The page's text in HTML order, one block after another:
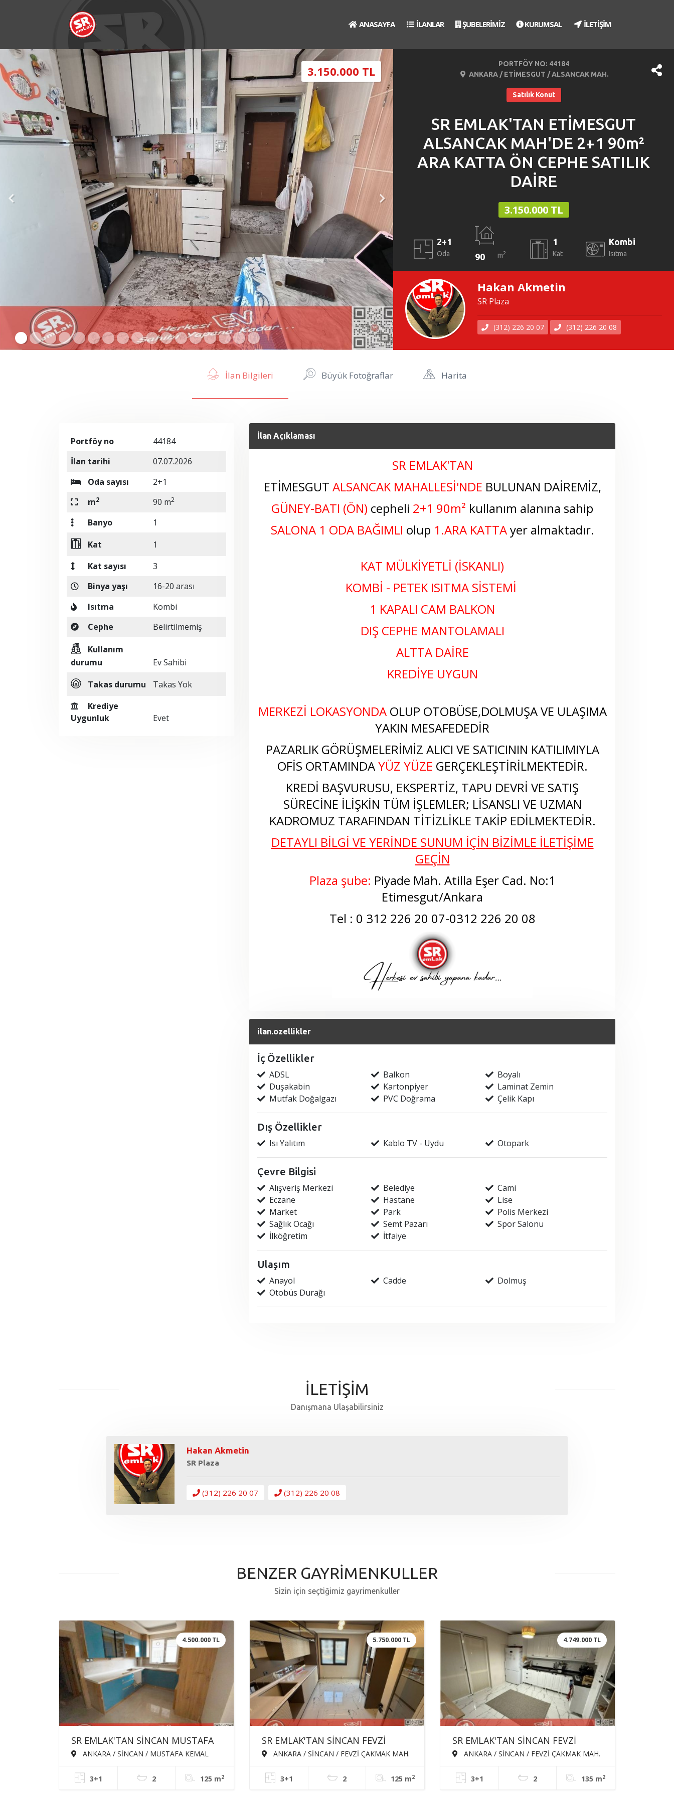
ANASAYFA İLANLAR ŞUBELERİMİZ KURUMSAL İLETİŞİM
3.150.000 TL
PORTFÖY NO: 44184
ANKARA / ETİMESGUT / ALSANCAK MAH.
Satılık Konut
SR EMLAK'TAN ETİMESGUT
ALSANCAK MAH'DE 2+1 90m²
ARA KATTA ÖN CEPHE SATILIK
DAİRE
3.150.000 TL
2+1
Oda 90 m2
1
Kat
Kombi
Isıtma
Hakan Akmetin
SR Plaza
(312) 226 20 07 (312) 226 20 08
İlan Bilgileri Büyük Fotoğraflar Harita
Portföy no
44184
İlan tarihi
07.07.2026
Oda sayısı
2+1
m2 90 m2
Banyo
1
Kat
1
Kat sayısı
3
Binya yaşı
16-20 arası
Isıtma
Kombi
Cephe
Belirtilmemiş
Kullanım
durumu
Ev Sahibi
Takas durumu
Takas Yok
Krediye
Uygunluk
Evet
İlan Açıklaması
SR EMLAK'TAN
ETİMESGUT ALSANCAK MAHALLESİ'NDE BULUNAN DAİREMİZ,
GÜNEY-BATI (ÖN) cepheli 2+1 90m² kullanım alanına sahip
SALONA 1 ODA BAĞIMLI olup 1.ARA KATTAyer almaktadır.
KAT MÜLKİYETLİ (İSKANLI)
KOMBİ - PETEK ISITMA SİSTEMİ
1 KAPALI CAM BALKON
DIŞ CEPHE MANTOLAMALI
ALTTA DAİRE
KREDİYE UYGUN
MERKEZİ LOKASYONDAOLUP OTOBÜSE,DOLMUŞA VE ULAŞIMA
YAKIN MESAFEDEDİR
PAZARLIK GÖRÜŞMELERİMİZ ALICI VE SATICININ KATILIMIYLA
OFİS ORTAMINDAYÜZ YÜZE GERÇEKLEŞTİRİLMEKTEDİR.
KREDİ BAŞVURUSU, EKSPERTİZ, TAPU DEVRİ VE SATIŞ
SÜRECİNE İLİŞKİN TÜM İŞLEMLER; LİSANSLI VE UZMAN
KADROMUZ TARAFINDAN TİTİZLİKLE TAKİP EDİLMEKTEDİR.
DETAYLI BİLGİ VE YERİNDE SUNUM İÇİN BİZİMLE İLETİŞİME
GEÇİN
Plaza şube: Piyade Mah. Atilla Eşer Cad. No:1
Etimesgut/Ankara
Tel : 0 312 226 20 07-0312 226 20 08
ilan.ozellikler
İç Özellikler
ADSL Balkon
Boyalı
Duşakabin
Kartonpiyer
Laminat Zemin
Mutfak Doğalgazı
PVC Doğrama Çelik Kapı
Dış Özellikler
Isı Yalıtım Kablo TV - Uydu Otopark
Çevre Bilgisi
Alışveriş Merkezi Belediye
Cami
Eczane
Hastane
Lise
Market
Park
Polis Merkezi
Sağlık Ocağı
Semt Pazarı
Spor Salonu
İlköğretim
İtfaiye
Ulaşım
Anayol Cadde
Dolmuş
Otobüs Durağı
İLETİŞİM
Danışmana Ulaşabilirsiniz
Hakan Akmetin
SR Plaza
(312) 226 20 07 (312) 226 20 08
BENZER GAYRİMENKULLER
Sizin için seçtiğimiz gayrimenkuller
4.500.000 TL
SR EMLAK'TAN SİNCAN MUSTAFA
KEMAL MAH'DE 3+1 125m²
SATILIK SIFIR DAİRE
ANKARA / SİNCAN / MUSTAFA KEMAL
3+1
2 125 m2
5.750.000 TL
SR EMLAK'TAN SİNCAN FEVZİ
ÇAKMAK MAH'DE 3+1 125m² ARA
ASANSÖRLÜ SATILIK SIFIR DAİRE
ANKARA / SİNCAN / FEVZİ ÇAKMAK MAH.
3+1 2 125 m2
4.749.000 TL
SR EMLAK'TAN SİNCAN FEVZİ
ÇAKMAK MAH'DE 3+1 120m² ARA
ASANSÖRLÜ SATILIK DAİRE
ANKARA / SİNCAN / FEVZİ ÇAKMAK MAH.
3+1 2 135 m2